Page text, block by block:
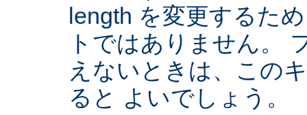
length を変更するた
トではありません。
えないときは、この
ると よいでしょう。